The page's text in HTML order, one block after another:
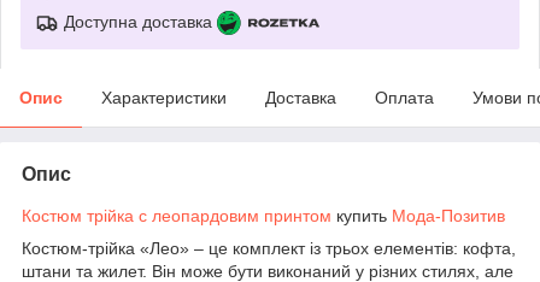
Доступна доставка
Опис Характеристики Доставка Оплата Умови
Опис
Костюм трійка с леопардовим принтом купить Мода-Позитив
Костюм-трійка «Лео» – це комплект із трьох елементів: кофта,
штани та жилет. Він може бути виконаний у різних стилях, але